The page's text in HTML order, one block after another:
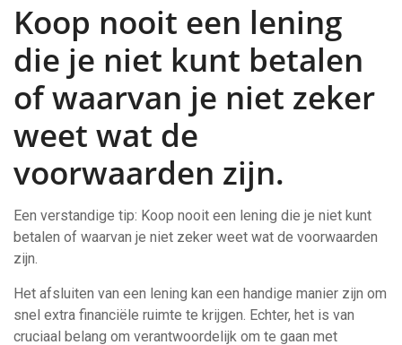
Koop nooit een lening
die je niet kunt betalen
of waarvan je niet zeker
weet wat de
voorwaarden zijn.
Een verstandige tip: Koop nooit een lening die je niet kunt
betalen of waarvan je niet zeker weet wat de voorwaarden
zijn.
Het afsluiten van een lening kan een handige manier zijn om
snel extra financiële ruimte te krijgen. Echter, het is van
cruciaal belang om verantwoordelijk om te gaan met